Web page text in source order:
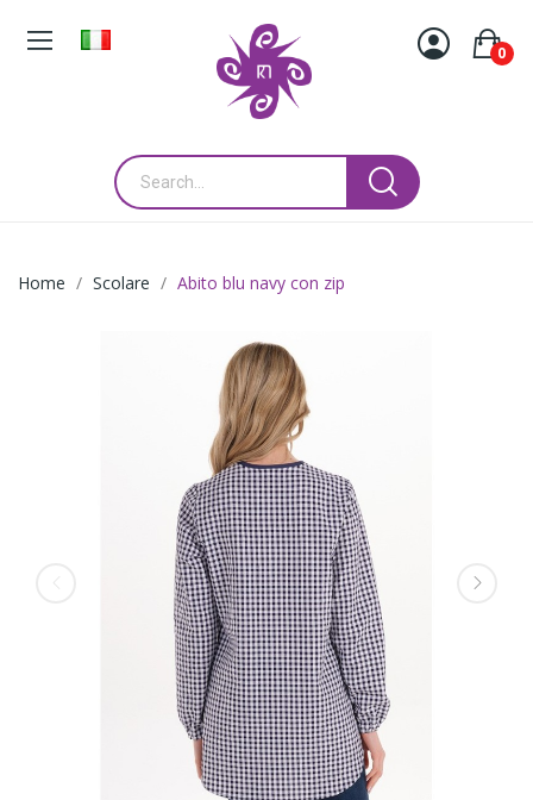
0
Home Scolare Abito blu navy con zip